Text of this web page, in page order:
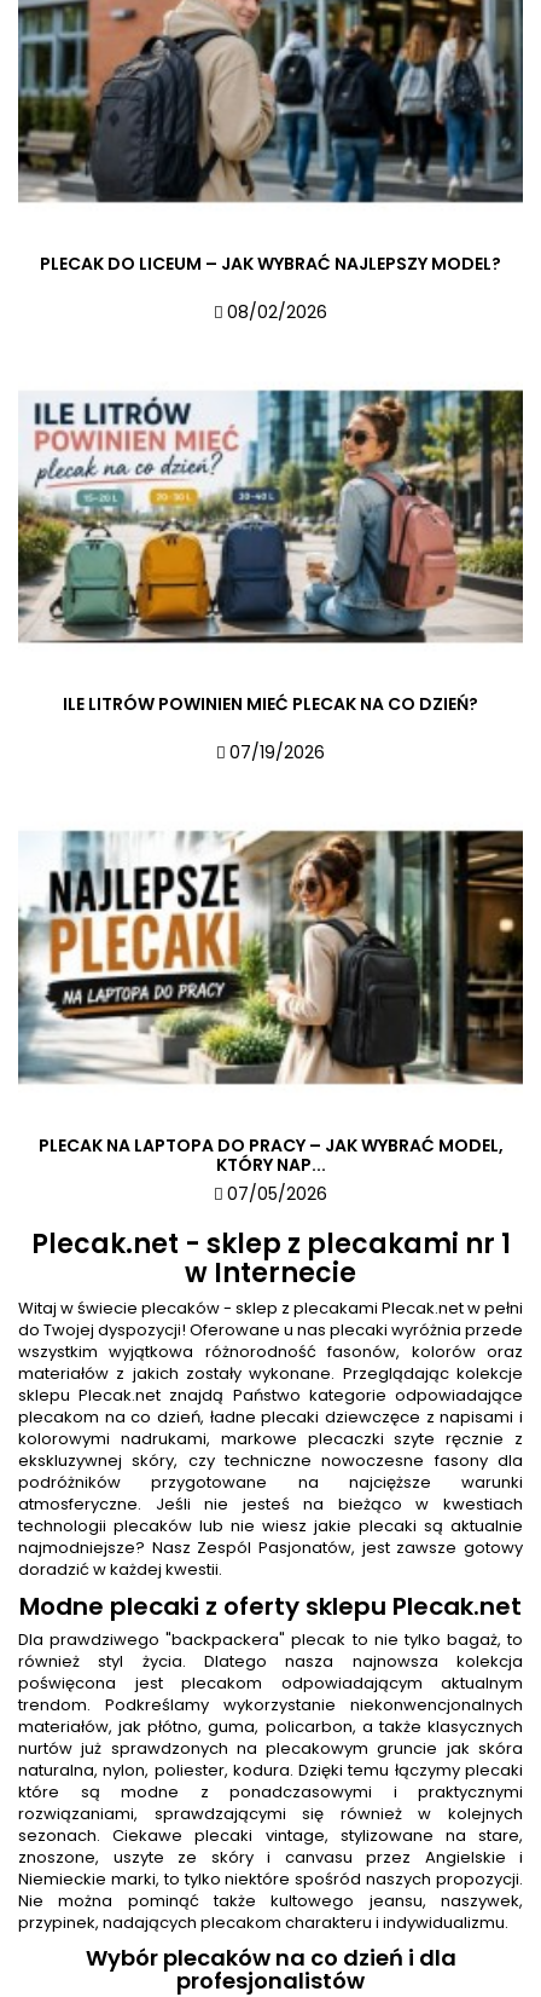
PLECAK DO LICEUM – JAK WYBRAĆ NAJLEPSZY MODEL?
08/02/2026
ILE LITRÓW POWINIEN MIEĆ PLECAK NA CO DZIEŃ?
07/19/2026
PLECAK NA LAPTOPA DO PRACY – JAK WYBRAĆ MODEL,
KTÓRY NAP...
07/05/2026
Plecak.net - sklep z plecakami nr 1
w Internecie
Witaj w świecie plecaków - sklep z plecakami Plecak.net w pełni
do Twojej dyspozycji! Oferowane u nas plecaki wyróżnia przede
wszystkim wyjątkowa różnorodność fasonów, kolorów oraz
materiałów z jakich zostały wykonane. Przeglądając kolekcje
sklepu Plecak.net znajdą Państwo kategorie odpowiadające
plecakom na co dzień, ładne plecaki dziewczęce z napisami i
kolorowymi nadrukami, markowe plecaczki szyte ręcznie z
ekskluzywnej skóry, czy techniczne nowoczesne fasony dla
podróżników przygotowane na najcięższe warunki
atmosferyczne. Jeśli nie jesteś na bieżąco w kwestiach
technologii plecaków lub nie wiesz jakie plecaki są aktualnie
najmodniejsze? Nasz Zespól Pasjonatów, jest zawsze gotowy
doradzić w każdej kwestii.
Modne plecaki z oferty sklepu Plecak.net
Dla prawdziwego "backpackera" plecak to nie tylko bagaż, to
również styl życia. Dlatego nasza najnowsza kolekcja
poświęcona jest plecakom odpowiadającym aktualnym
trendom. Podkreślamy wykorzystanie niekonwencjonalnych
materiałów, jak płótno, guma, policarbon, a także klasycznych
nurtów już sprawdzonych na plecakowym gruncie jak skóra
naturalna, nylon, poliester, kodura. Dzięki temu łączymy plecaki
które są modne z ponadczasowymi i praktycznymi
rozwiązaniami, sprawdzającymi się również w kolejnych
sezonach. Ciekawe plecaki vintage, stylizowane na stare,
znoszone, uszyte ze skóry i canvasu przez Angielskie i
Niemieckie marki, to tylko niektóre spośród naszych propozycji.
Nie można pominąć także kultowego jeansu, naszywek,
przypinek, nadających plecakom charakteru i indywidualizmu.
Wybór plecaków na co dzień i dla
profesjonalistów